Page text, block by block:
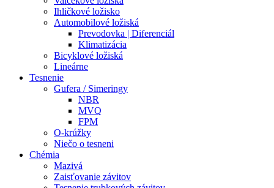
Ihličkové ložisko
Automobilové ložiská
Prevodovka | Diferenciál
Klimatizácia
Bicyklové ložiská
Lineárne
Tesnenie
Gufera / Simeringy
NBR
MVQ
FPM
O-krúžky
Niečo o tesneni
Chémia
Mazivá
Zaisťovanie závitov